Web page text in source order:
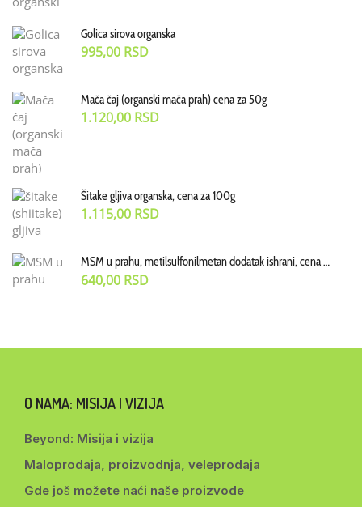
Golica sirova organska
995,00 RSD
Mača čaj (organski mača prah) cena za 50g
1.120,00 RSD
Šitake gljiva organska, cena za 100g
1.115,00 RSD
MSM u prahu, metilsulfonilmetan dodatak ishrani, cena za 100g
640,00 RSD
O NAMA: MISIJA I VIZIJA
Beyond: Misija i vizija
Maloprodaja, proizvodnja, veleprodaja
Gde još možete naći naše proizvode